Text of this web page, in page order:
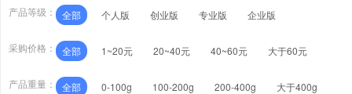
产品等级： 全部 个人版 创业版 专业版 企业版
采购价格： 全部 1~20元 20~40元 40~60元 大于60元
产品重量： 全部 0-100g 100-200g 200-400g 大于400g